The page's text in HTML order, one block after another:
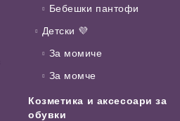
Бебешки пантофи
Детски 💜
За момиче
За момче
Козметика и аксесоари за
обувки